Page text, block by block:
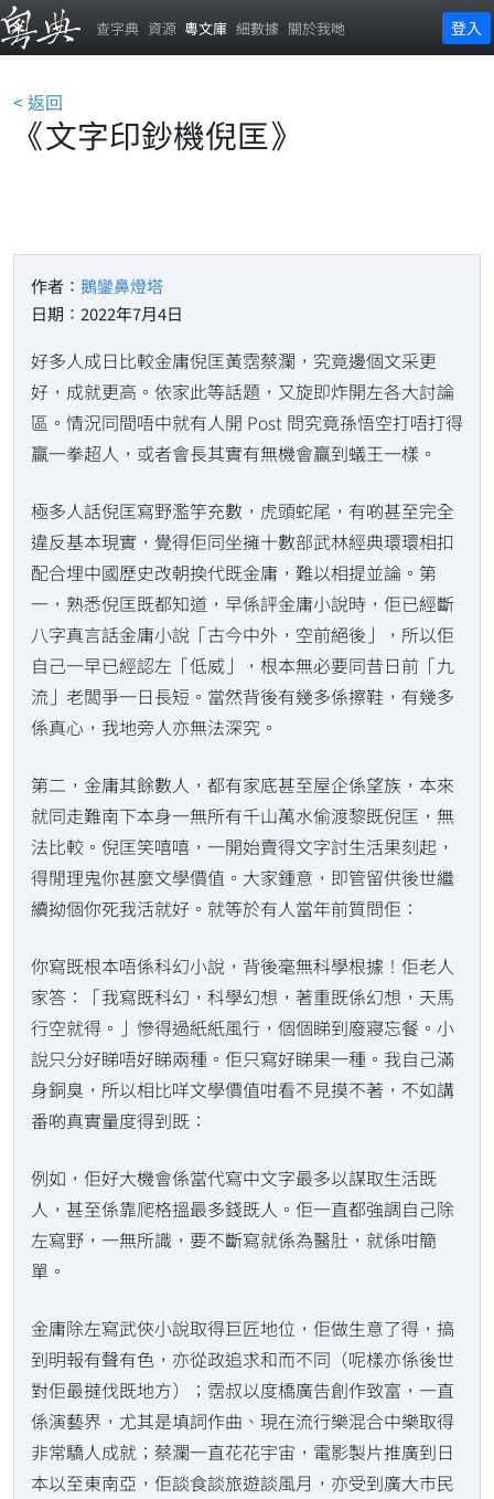
查字典 資源 粵文庫 細數據 關於我哋 登入
< 返回
《文字印鈔機倪匡》
作者： 鵝鑾鼻燈塔
日期：2022年7月4日
好多人成日比較金庸倪匡黃霑蔡瀾，究竟邊個文采更
好，成就更高。依家此等話題，又旋即炸開左各大討論
區。情況同間唔中就有人開 Post 問究竟孫悟空打唔打得
贏一拳超人，或者會長其實有無機會贏到蟻王一樣。
極多人話倪匡寫野濫竽充數，虎頭蛇尾，有啲甚至完全
違反基本現實，覺得佢同坐擁十數部武林經典環環相扣
配合埋中國歷史改朝換代既金庸，難以相提並論。第
一，熟悉倪匡既都知道，早係評金庸小說時，佢已經斷
八字真言話金庸小說「古今中外，空前絕後」，所以佢
自己一早已經認左「低威」，根本無必要同昔日前「九
流」老闆爭一日長短。當然背後有幾多係擦鞋，有幾多
係真心，我地旁人亦無法深究。
第二，金庸其餘數人，都有家底甚至屋企係望族，本來
就同走難南下本身一無所有千山萬水偷渡黎既倪匡，無
法比較。倪匡笑嘻嘻，一開始賣得文字討生活果刻起，
得閒理鬼你甚麼文學價值。大家鍾意，即管留供後世繼
續拗個你死我活就好。就等於有人當年前質問佢：
你寫既根本唔係科幻小說，背後毫無科學根據！佢老人
家答：「我寫既科幻，科學幻想，著重既係幻想，天馬
行空就得。」慘得過紙紙風行，個個睇到廢寢忘餐。小
說只分好睇唔好睇兩種。佢只寫好睇果一種。我自己滿
身銅臭，所以相比咩文學價值咁看不見摸不著，不如講
番啲真實量度得到既：
例如，佢好大機會係當代寫中文字最多以謀取生活既
人，甚至係靠爬格搵最多錢既人。佢一直都強調自己除
左寫野，一無所識，要不斷寫就係為醫肚，就係咁簡
單。
金庸除左寫武俠小說取得巨匠地位，佢做生意了得，搞
到明報有聲有色，亦從政追求和而不同（呢樣亦係後世
對佢最撻伐既地方）；霑叔以度橋廣告創作致富，一直
係演藝界，尤其是填詞作曲、現在流行樂混合中樂取得
非常驕人成就；蔡瀾一直花花宇宙，電影製片推廣到日
本以至東南亞，佢談食談旅遊談風月，亦受到廣大市民